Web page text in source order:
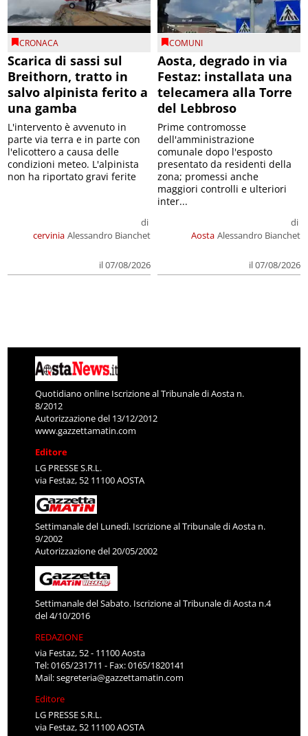
CRONACA
Scarica di sassi sul
Breithorn, tratto in
salvo alpinista ferito a
una gamba
cervinia
di
Alessandro Bianchet
il 07/08/2026
L'intervento è avvenuto in
parte via terra e in parte con
l'elicottero a causa delle
condizioni meteo. L'alpinista
non ha riportato gravi ferite
COMUNI
Aosta, degrado in via
Festaz: installata una
telecamera alla Torre
del Lebbroso
Aosta
di
Alessandro Bianchet
il 07/08/2026
Prime contromosse
dell'amministrazione
comunale dopo l'esposto
presentato da residenti della
zona; promessi anche
maggiori controlli e ulteriori
inter...
Quotidiano online Iscrizione al Tribunale di Aosta n.
8/2012
Autorizzazione del 13/12/2012
www.gazzettamatin.com
Editore
LG PRESSE S.R.L.
via Festaz, 52 11100 AOSTA
Settimanale del Lunedì. Iscrizione al Tribunale di Aosta n.
9/2002
Autorizzazione del 20/05/2002
Settimanale del Sabato. Iscrizione al Tribunale di Aosta n.4
del 4/10/2016
REDAZIONE
via Festaz, 52 - 11100 Aosta
Tel: 0165/231711 - Fax: 0165/1820141
Mail:segreteria@gazzettamatin.com
Editore
LG PRESSE S.R.L.
via Festaz, 52 11100 AOSTA